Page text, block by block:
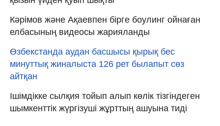
Кәрімов және Ақаевпен бірге боулинг ойнаған
елбасының видеосы жарияланды
Өзбекстанда аудан басшысы қырық бес
минуттық жиналыста 126 рет былапыт сөз
айтқан
Ішімдікке сылқия тойып алып көлік тізгіндеген
шымкенттік жүргізуші жұрттың ашуына тиді